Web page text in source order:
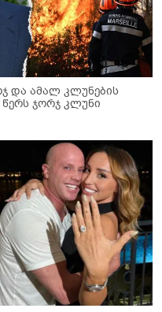
და ამალ კლუნების
ჯორჯ კლუნი